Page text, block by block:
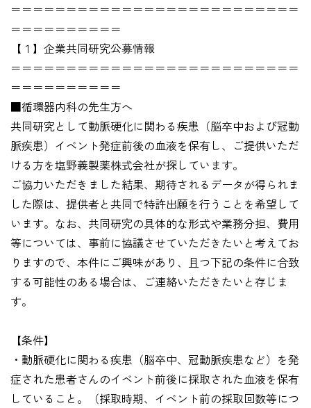
＝＝＝＝＝＝＝＝＝＝＝＝＝＝＝＝＝＝＝＝＝＝＝＝＝＝
＝＝＝＝＝＝＝＝＝＝
【１】企業共同研究公募情報
＝＝＝＝＝＝＝＝＝＝＝＝＝＝＝＝＝＝＝＝＝＝＝＝＝＝
＝＝＝＝＝＝＝＝＝＝
■循環器内科の先生方へ
共同研究として動脈硬化に関わる疾患（脳卒中および冠動
脈疾患）イベント発症前後の血液を保有し、ご提供いただ
ける方を塩野義製薬株式会社が探しています。
ご協力いただきました結果、期待されるデータが得られま
した際は、提供者と共同で特許出願を行うことを希望して
います。なお、共同研究の具体的な形式や業務分担、費用
等については、事前に協議させていただきたいと考えてお
りますので、本件にご興味があり、且つ下記の条件に合致
する可能性のある場合は、ご連絡いただきたいと存じま
す。
【条件】
・動脈硬化に関わる疾患（脳卒中、冠動脈疾患など）を発
症された患者さんのイベント前後に採取された血液を保有
していること。（採取時期、イベント前の採取回数等につ